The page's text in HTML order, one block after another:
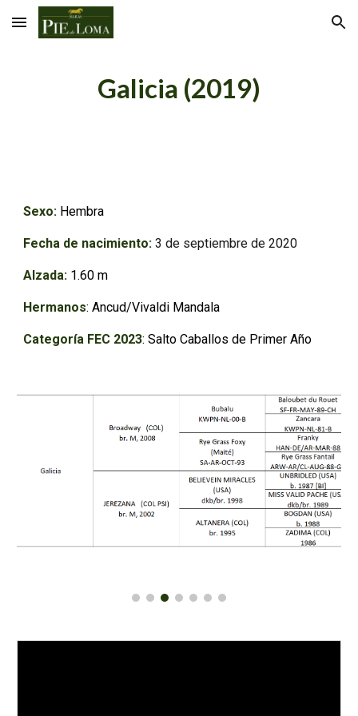
Skip to main content Skip to navigation
Galicia (2019)
Sexo: Hembra
Fecha de nacimiento: 3de septiembrede 2020
Alzada: 1.60 m
Hermanos: Ancud/Vivaldi Mandala
Categoría FEC 2023: Salto Caballos de Primer Año